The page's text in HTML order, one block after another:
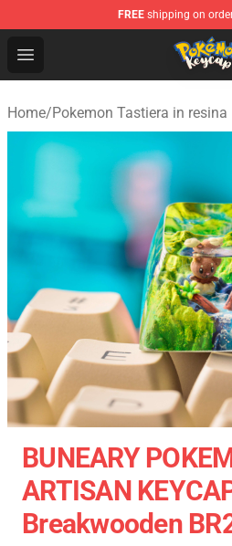
FREE shipping on
Open menu
Pokemon Keycap Shop -
Home/Pokemon Tastiera in resina
BUNEARY
ARTISAN
Breakwooden